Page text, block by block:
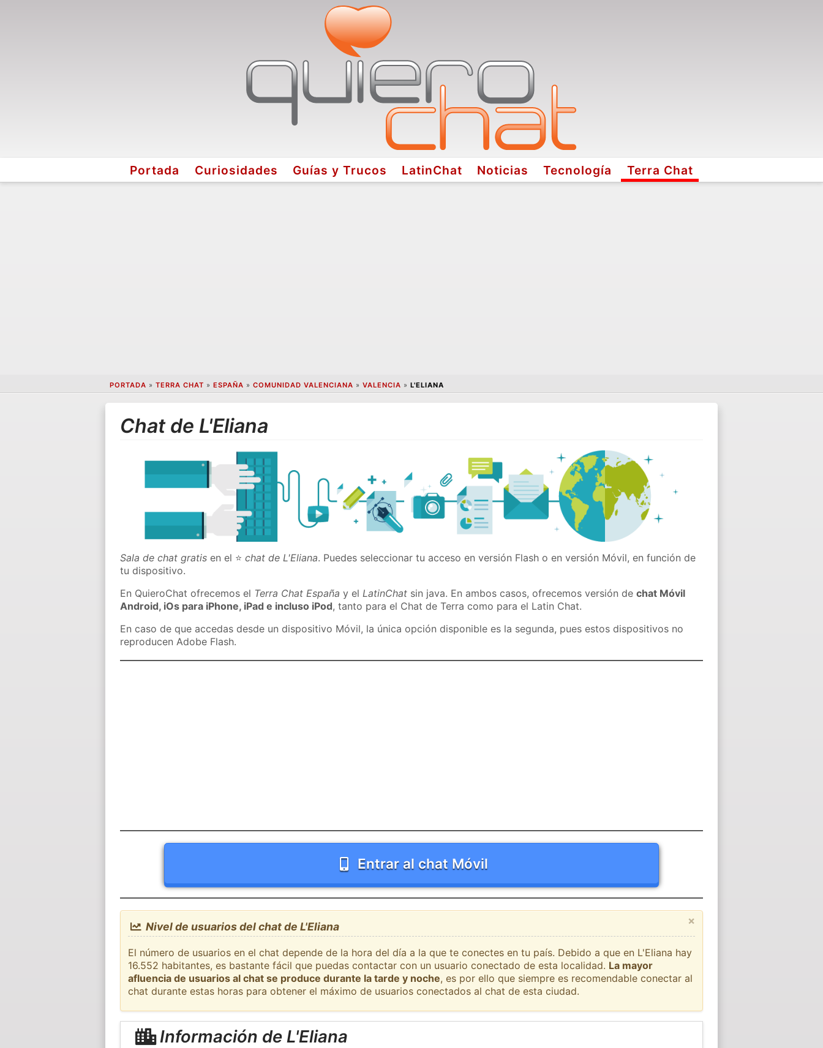
Portada Curiosidades Guías y Trucos LatinChat Noticias Tecnología Terra Chat
PORTADA » TERRA CHAT » ESPAÑA » COMUNIDAD VALENCIANA » VALENCIA » L'ELIANA
Chat de L'Eliana
Sala de chat gratis en el ⭐chat de L'Eliana. Puedes seleccionar tu acceso en versión Flash o en versión Móvil, en función de
tu dispositivo.
En QuieroChat ofrecemos el Terra Chat España y elLatinChat sin java. En ambos casos, ofrecemos versión dechat Móvil
Android, iOs para iPhone, iPad e incluso iPod, tanto para el Chat de Terra como para el Latin Chat.
En caso de que accedas desde un dispositivo Móvil, la única opción disponible es la segunda, pues estos dispositivos no
reproducen Adobe Flash.
Entrar al chat Móvil
×
Nivel de usuarios del chat de L'Eliana
El número de usuarios en el chat depende de la hora del día a la que te conectes en tu país. Debido a que en L'Eliana hay
16.552 habitantes, es bastante fácil que puedas contactar con un usuario conectado de esta localidad. La mayor
afluencia de usuarios al chat se produce durante la tarde y noche, es por ello que siempre es recomendable conectar al
chat durante estas horas para obtener el máximo de usuarios conectados al chat de esta ciudad.
Información de L'Eliana